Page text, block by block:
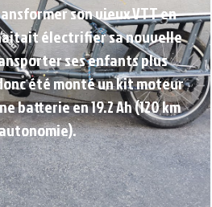
son vieux VTT en
électrifier sa nouvelle
ses enfants plus
été monté un kit moteur
batterie en 19.2 Ah (120 km